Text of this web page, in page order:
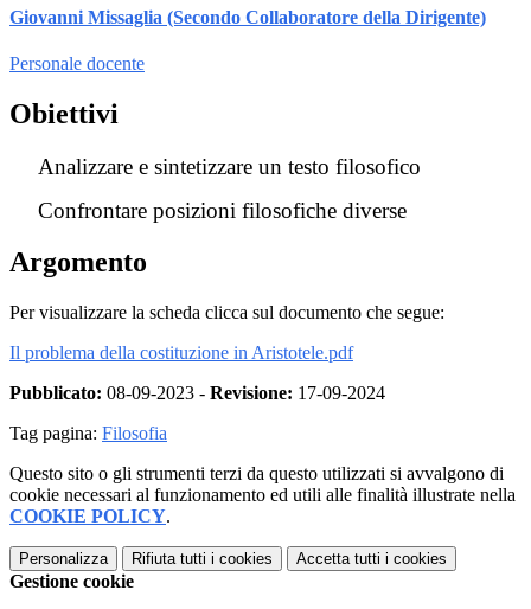
Giovanni Missaglia (Secondo Collaboratore della Dirigente)
Personale docente
Obiettivi
Analizzare e sintetizzare un testo filosofico
Confrontare posizioni filosofiche diverse
Argomento
Per visualizzare la scheda clicca sul documento che segue:
Il problema della costituzione in Aristotele.pdf
Pubblicato: 08-09-2023 - Revisione: 17-09-2024
Tag pagina: Filosofia
Questo sito o gli strumenti terzi da questo utilizzati si avvalgono di
cookie necessari al funzionamento ed utili alle finalità illustrate nella
COOKIE POLICY.
Personalizza Rifiuta tutti i cookies Accetta tutti i cookies
Gestione cookie